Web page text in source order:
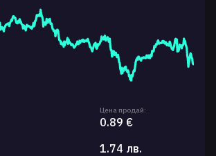
Цена продай:
0.89 €
1.74 лв.